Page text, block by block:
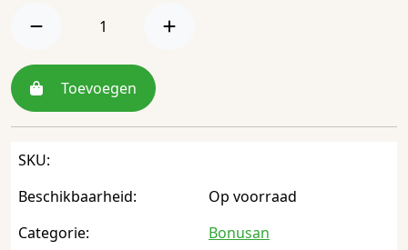
Toevoegen
SKU:
Beschikbaarheid:
Op voorraad
Categorie:
Bonusan